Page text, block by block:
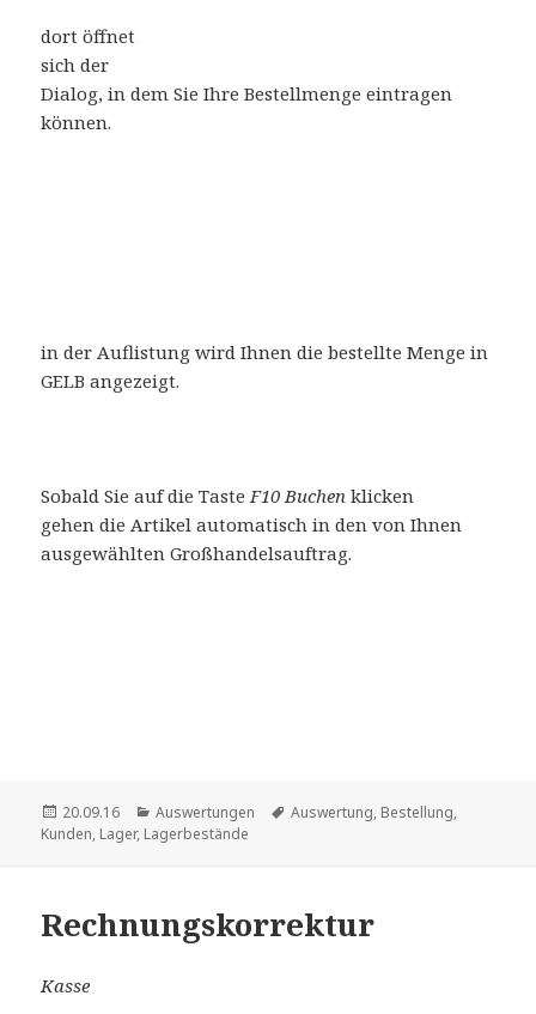
dort öffnet
sich der
Dialog, in dem Sie Ihre Bestellmenge eintragen
können.
in der Auflistung wird Ihnen die bestellte Menge in
GELB angezeigt.
Sobald Sie auf die Taste F10 Buchen klicken
gehen die Artikel automatisch in den von Ihnen
ausgewählten Großhandelsauftrag.
Veröffentlicht
am
20.09.16 Kategorien
Auswertungen Schlagwörter
Auswertung, Bestellung,
Kunden, Lager, Lagerbestände
Rechnungskorrektur
Kasse